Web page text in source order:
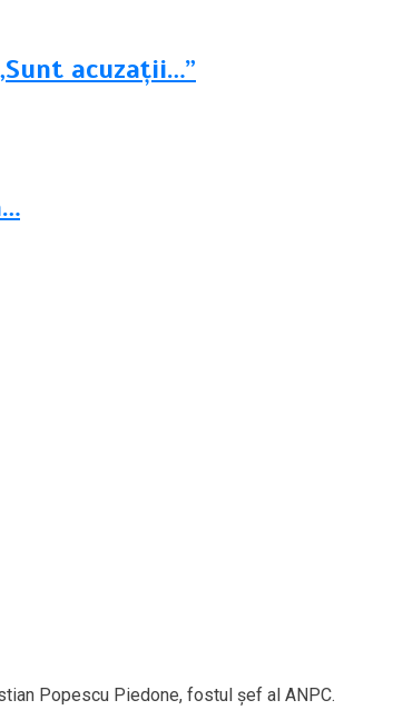
acuzații…”
Popescu Piedone, fostul șef al ANPC.